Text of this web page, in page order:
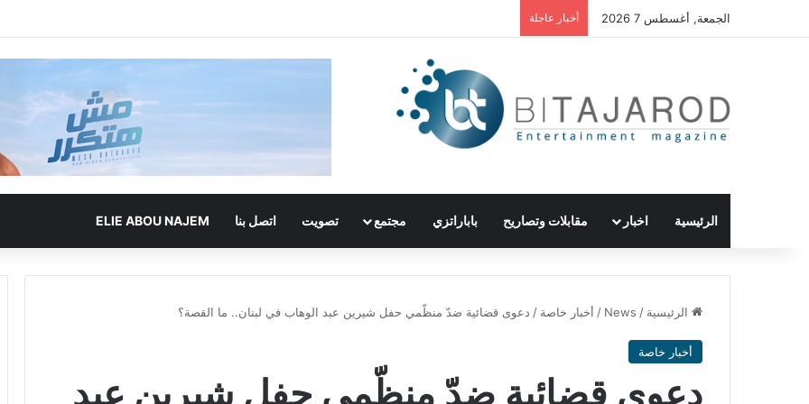
الجمعة, أغسطس 7 2026 أخبار عاجلة
الرئيسية اخبار مقابلات وتصاريح باباراتزي مجتمع تصويت اتصل بنا ELIE ABOU NAJEM
الرئيسية /
News
/ أخبار خاصة / دعوى قضائية ضدّ منظّمي حفل شيرين عبد الوهاب في لبنان.. ما القصة؟
أخبار خاصة
دعوى قضائية ضدّ منظّمي حفل شيرين عبد